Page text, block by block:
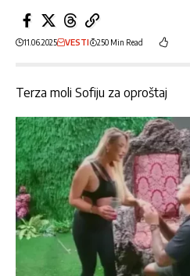
11.06.2025 VESTI 250 Min Read
Terza moli Sofiju za oproštaj